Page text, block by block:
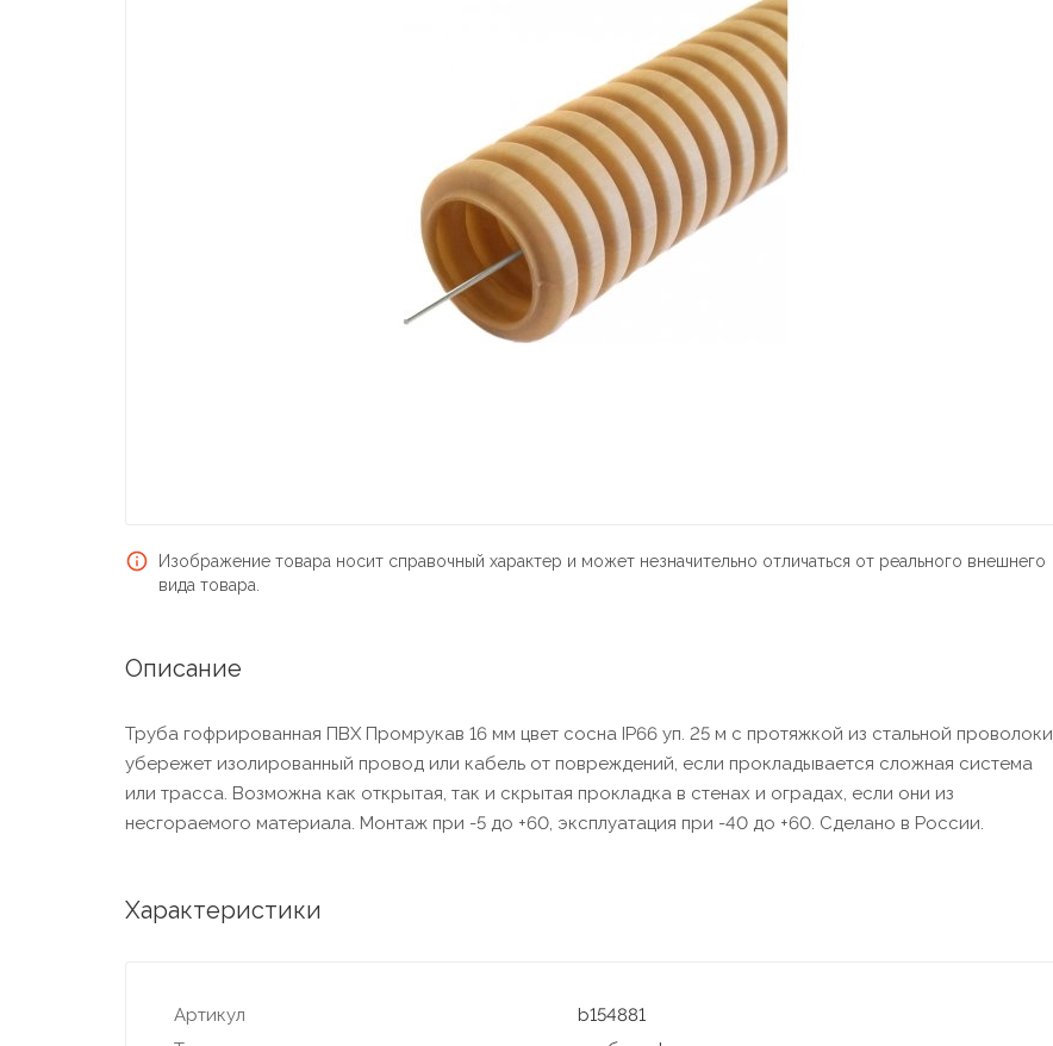
Изображение товара носит справочный характер и может незначительно отличаться от реального внешнего
вида товара.
Описание
Труба гофрированная ПВХ Промрукав 16 мм цвет сосна IP66 уп. 25 м с протяжкой из стальной проволоки
убережет изолированный провод или кабель от повреждений, если прокладывается сложная система
или трасса. Возможна как открытая, так и скрытая прокладка в стенах и оградах, если они из
несгораемого материала. Монтаж при -5 до +60, эксплуатация при -40 до +60. Сделано в России.
Характеристики
Артикул
b154881